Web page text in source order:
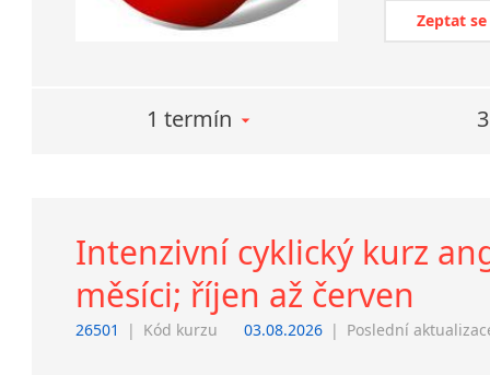
Zeptat
1 termín
Intenzivní cyklický kurz
měsíci; říjen až červen
26501 | Kód kurzu 03.08.2026 | Poslední